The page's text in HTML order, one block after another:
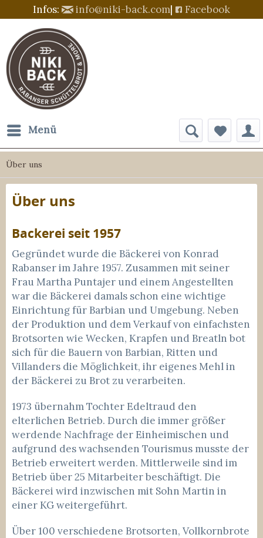
Infos: info@niki-back.com| Facebook
Menü
Über uns
Über uns
Backerei seit 1957
Gegründet wurde die Bäckerei von Konrad
Rabanser im Jahre 1957. Zusammen mit seiner
Frau Martha Puntajer und einem Angestellten
war die Bäckerei damals schon eine wichtige
Einrichtung für Barbian und Umgebung. Neben
der Produktion und dem Verkauf von einfachsten
Brotsorten wie Wecken, Krapfen und Breatln bot
sich für die Bauern von Barbian, Ritten und
Villanders die Möglichkeit, ihr eigenes Mehl in
der Bäckerei zu Brot zu verarbeiten.
1973 übernahm Tochter Edeltraud den
elterlichen Betrieb. Durch die immer größer
werdende Nachfrage der Einheimischen und
aufgrund des wachsenden Tourismus musste der
Betrieb erweitert werden. Mittlerweile sind im
Betrieb über 25 Mitarbeiter beschäftigt. Die
Bäckerei wird inzwischen mit Sohn Martin in
einer KG weitergeführt.
Über 100 verschiedene Brotsorten, Vollkornbrote